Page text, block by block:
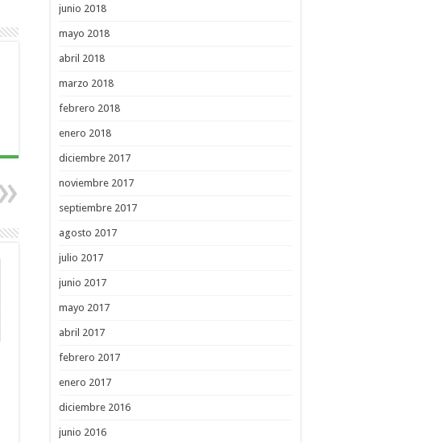
junio 2018
mayo 2018
abril 2018
marzo 2018
febrero 2018
enero 2018
diciembre 2017
noviembre 2017
septiembre 2017
agosto 2017
julio 2017
junio 2017
mayo 2017
abril 2017
febrero 2017
enero 2017
diciembre 2016
junio 2016